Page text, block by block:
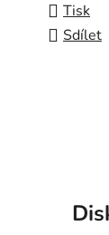
Tisk
Sdílet